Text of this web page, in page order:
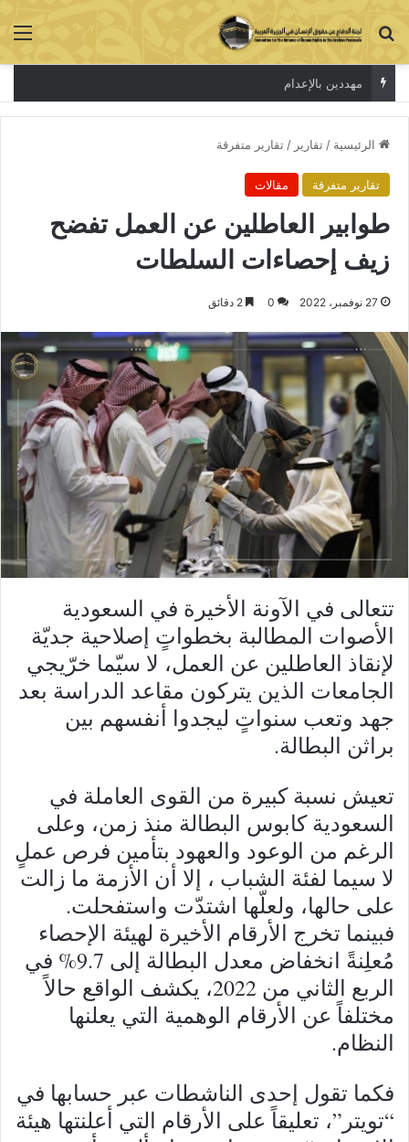
بحث عن
الاعتقال جريمة لا تخفي الحقيقة
الرئيسية / تقارير / تقارير متفرقة
تقارير متفرقة مقالات
طوابير العاطلين عن العمل تفضح
زيف إحصاءات السلطات
27 نوفمبر، 2022 0
تتعالى في الآونة الأخيرة في السعودية
الأصوات المطالبة بخطواتٍ إصلاحية جديّة
لإنقاذ العاطلين عن العمل، لا سيّما خرّيجي
الجامعات الذين يتركون مقاعد الدراسة بعد
جهد وتعب سنواتٍ ليجدوا أنفسهم بين
براثن البطالة.
تعيش نسبة كبيرة من القوى العاملة في
السعودية كابوس البطالة منذ زمن، وعلى
الرغم من الوعود والعهود بتأمين فرص عملٍ
لا سيما لفئة الشباب ، إلا أن الأزمة ما زالت
على حالها، ولعلّها اشتدّت واستفحلت.
فبينما تخرج الأرقام الأخيرة لهيئة الإحصاء
مُعلِنةً انخفاض معدل البطالة إلى 9.7% في
الربع الثاني من 2022، يكشف الواقع حالاً
مختلفاً عن الأرقام الوهمية التي يعلنها
النظام.
فكما تقول إحدى الناشطات عبر حسابها في
“تويتر”، تعليقاً على الأرقام التي أعلنتها هيئة